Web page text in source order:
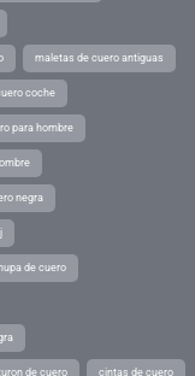
maletas de cuero antiguas
coche
para hombre
negra
de cuero
de cuero cintas de cuero